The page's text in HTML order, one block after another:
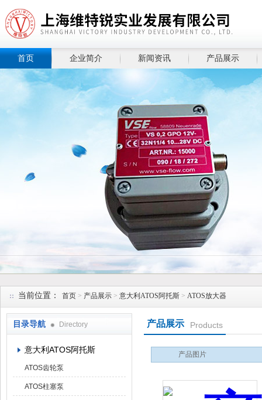
上海维特锐实业发展有限公司
首页 企业简介 新闻资讯 产品展示
当前位置： 首页 > 产品展示 > 意大利ATOS阿托斯 > ATOS放大器
目录导航 Directory
意大利ATOS阿托斯
ATOS齿轮泵
ATOS柱塞泵
产品展示 Products
产品图片